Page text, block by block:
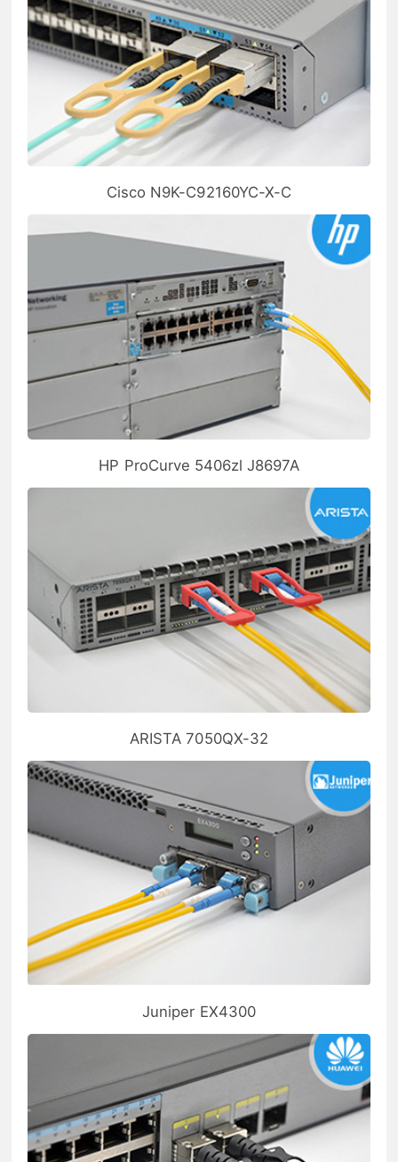
Cisco N9K-C92160YC-X-C
HP ProCurve 5406zl J8697A
ARISTA 7050QX-32
Juniper EX4300